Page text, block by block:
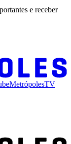
e receber
MetrópolesTV